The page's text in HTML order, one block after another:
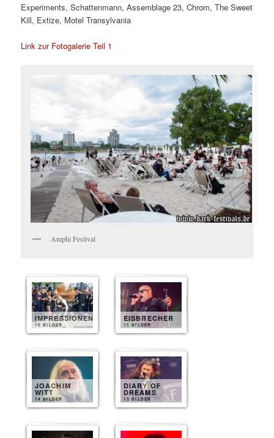
Experiments, Schattenmann, Assemblage 23, Chrom, The Sweet
Kill, Extize, Motel Transylvania
Link zur Fotogalerie Teil 1
Amphi Festival
IMPRESSIONEN
10 BILDER
EISBRECHER
15 BILDER
JOACHIM
WITT
14 BILDER
DIARY OF
DREAMS
13 BILDER